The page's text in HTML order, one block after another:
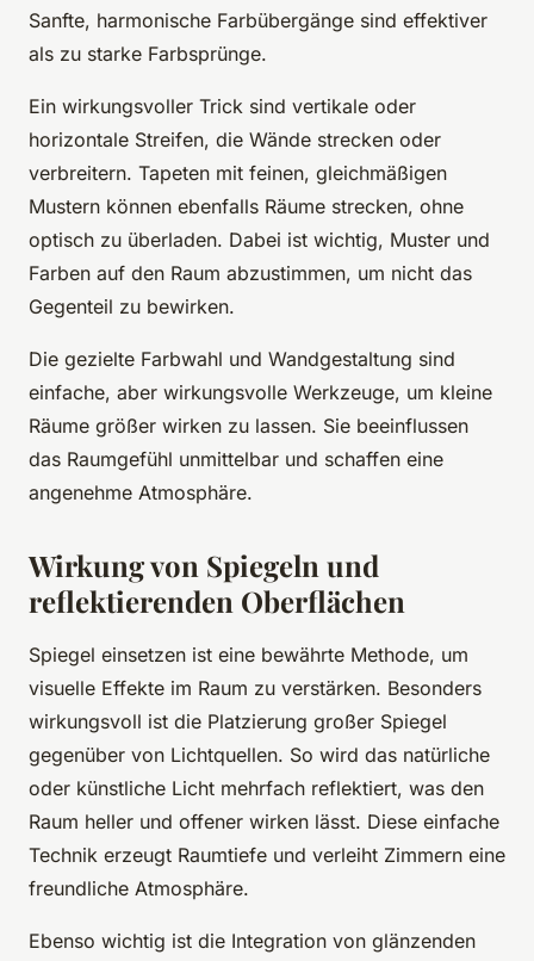
Sanfte, harmonische Farbübergänge sind effektiver
als zu starke Farbsprünge.
Ein wirkungsvoller Trick sind vertikale oder
horizontale Streifen, die Wände strecken oder
verbreitern. Tapeten mit feinen, gleichmäßigen
Mustern können ebenfalls Räume strecken, ohne
optisch zu überladen. Dabei ist wichtig, Muster und
Farben auf den Raum abzustimmen, um nicht das
Gegenteil zu bewirken.
Die gezielte Farbwahl und Wandgestaltung sind
einfache, aber wirkungsvolle Werkzeuge, um kleine
Räume größer wirken zu lassen. Sie beeinflussen
das Raumgefühl unmittelbar und schaffen eine
angenehme Atmosphäre.
Wirkung von Spiegeln und
reflektierenden Oberflächen
Spiegel einsetzen ist eine bewährte Methode, um
visuelle Effekte im Raum zu verstärken. Besonders
wirkungsvoll ist die Platzierung großer Spiegel
gegenüber von Lichtquellen. So wird das natürliche
oder künstliche Licht mehrfach reflektiert, was den
Raum heller und offener wirken lässt. Diese einfache
Technik erzeugt Raumtiefe und verleiht Zimmern eine
freundliche Atmosphäre.
Ebenso wichtig ist die Integration von glänzenden